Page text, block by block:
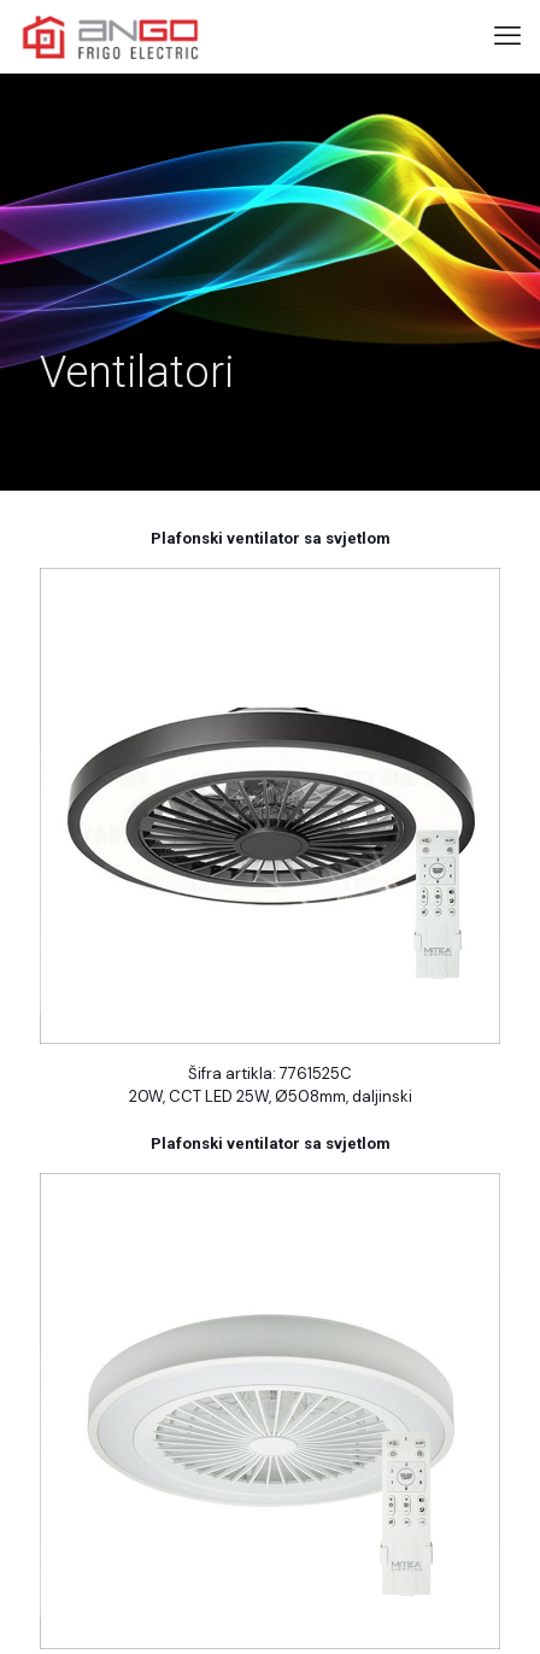
Ventilatori
Plafonski ventilator sa svjetlom
Šifra artikla: 7761525C
20W, CCT LED 25W, Ø508mm, daljinski
Plafonski ventilator sa svjetlom